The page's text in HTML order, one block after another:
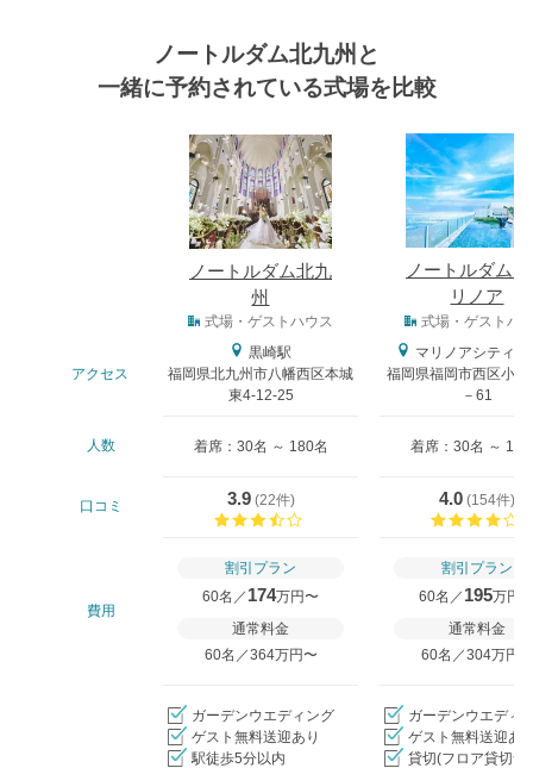
ノートルダム北九州と
一緒に予約されている式場を比較
ノートルダム北九
州
ノートルダム
リノア
式場・ゲストハウス 式場・ゲストハ
アクセス
黒崎駅
福岡県北九州市八幡西区本城
東4-12-25
マリノアシティ福
福岡県福岡市西区小戸
－61
人数 着席：30名 ～ 180名 着席：30名 ～ 180
口コミ 3.9(22件)
4.0 (154件)
費用
割引プラン
60名／ 174万円〜
通常料金
60名／364万円〜
割引プラン
60名／ 195万円
通常料金
60名／304万円〜
ガーデンウエディング
ゲスト無料送迎あり
駅徒歩5分以内
ガーデンウエディ
ゲスト無料送迎あ
貸切(フロア貸切含